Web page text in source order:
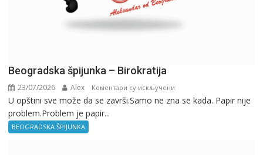
Beogradska špijunka – Birokratija
23/07/2026 Alex Коментари су искључени
Beogradska
U opštini sve može da se završi.Samo ne zna se kada. Papir nije
problem.Problem je papir...
BEOGRADSKA ŠPIJUNKA